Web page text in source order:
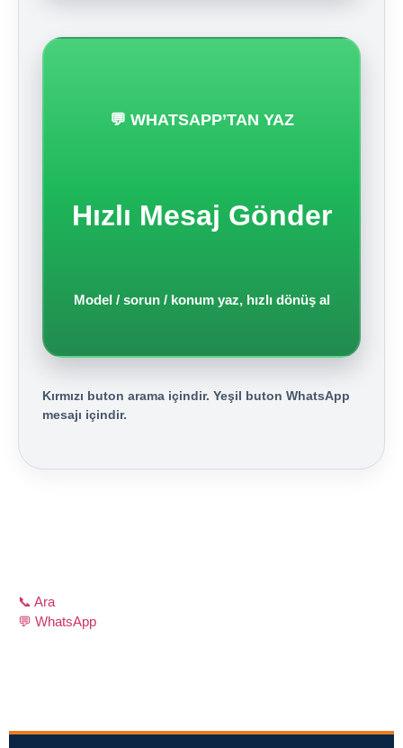
💬 WHATSAPP’TAN YAZ
Hızlı Mesaj Gönder
Model / sorun / konum yaz, hızlı dönüş al
Kırmızı buton arama içindir. Yeşil buton WhatsApp
mesajı içindir.
📞 Ara
💬 WhatsApp